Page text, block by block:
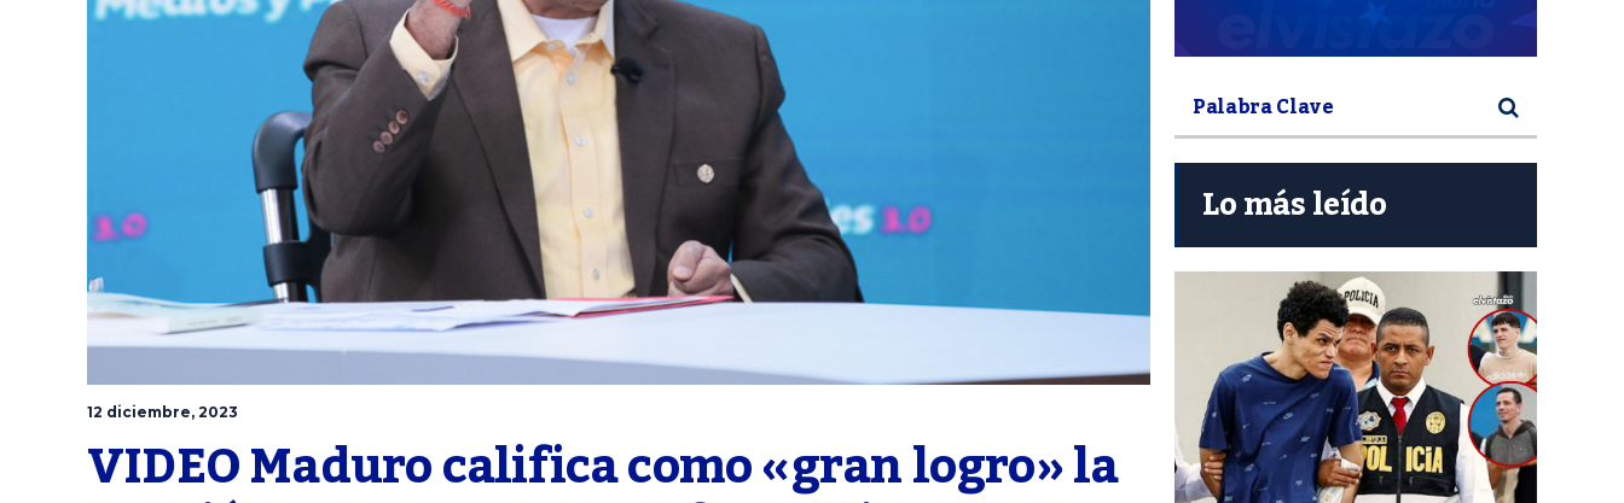
12 diciembre, 2023
VIDEO Maduro califica como «gran logro» la
Lo más leído